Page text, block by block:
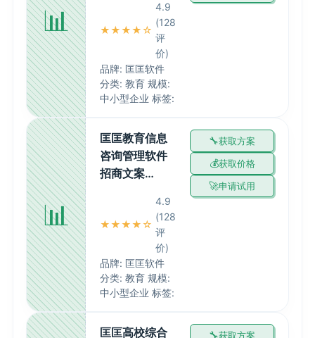
📊 ★★★★☆
4.9
(128
评
价)
品牌: 匡匡软件
分类: 教育 规模:
中小型企业 标签:
📊
匡匡教育信息
咨询管理软件
招商文案…
★★★★☆
4.9
(128
评
价)
品牌: 匡匡软件
分类: 教育 规模:
中小型企业 标签:
获取方案
获取价格
申请试用
匡匡高校综合
获取方案